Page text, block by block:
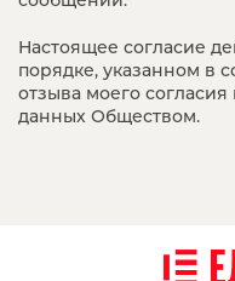
Настоящее согласие
порядке, указанном в
отзыва моего
данных Обществом.